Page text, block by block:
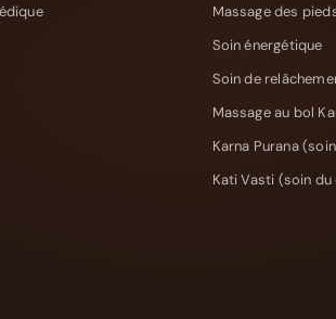
Massage des
Soin énergétique
Soin de
Massage au bol
Karna Purana
Kati Vasti (soin